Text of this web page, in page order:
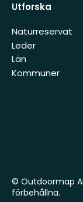
Utforska
Naturreservat
Leder
Län
Kommuner
© Outdoormap
förbehållna.